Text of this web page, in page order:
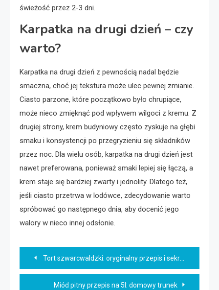
świeżość przez 2-3 dni.
Karpatka na drugi dzień – czy
warto?
Karpatka na drugi dzień z pewnością nadal będzie
smaczna, choć jej tekstura może ulec pewnej zmianie.
Ciasto parzone, które początkowo było chrupiące,
może nieco zmięknąć pod wpływem wilgoci z kremu. Z
drugiej strony, krem budyniowy często zyskuje na głębi
smaku i konsystencji po przegryzieniu się składników
przez noc. Dla wielu osób, karpatka na drugi dzień jest
nawet preferowana, ponieważ smaki lepiej się łączą, a
krem staje się bardziej zwarty i jednolity. Dlatego też,
jeśli ciasto przetrwa w lodówce, zdecydowanie warto
spróbować go następnego dnia, aby docenić jego
walory w nieco innej odsłonie.
Nawigacja
wpisu
Tort szwarcwaldzki: oryginalny przepis i sekret mistrzostwa
Miód pitny przepis na 5l: domowy trunek